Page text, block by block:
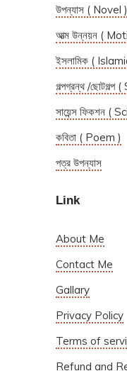
উপন্যাস ( Novel )
আত্ম উন্নয়ন (
ইসলামিক (
গল্পগ্রন্থ /
সায়েন্স ফিকশন (
কবিতা ( Poem )
পত্র উপন্যাস
Link
About Me
Contact Me
Gallary
Privacy Policy
Terms of
Refund and